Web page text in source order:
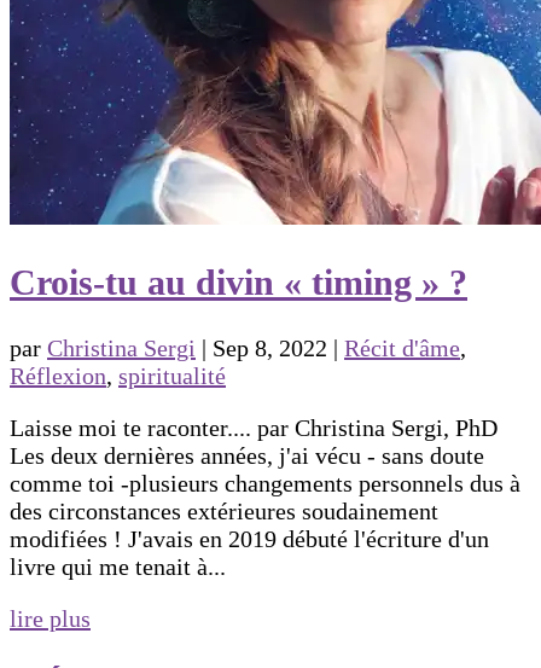
Crois-tu au divin « timing » ?
par Christina Sergi | Sep 8, 2022 | Récit d'âme,
Réflexion, spiritualité
Laisse moi te raconter.... par Christina Sergi, PhD
Les deux dernières années, j'ai vécu - sans doute
comme toi -plusieurs changements personnels dus à
des circonstances extérieures soudainement
modifiées ! J'avais en 2019 débuté l'écriture d'un
livre qui me tenait à...
lire plus